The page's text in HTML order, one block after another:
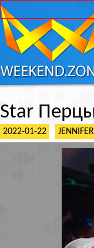
Star
2022-01-22 JENNIFER